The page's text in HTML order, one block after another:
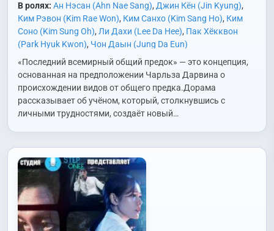
В ролях: Ан Нэсан (Ahn Nae Sang), Джин Кён (Jin Kyung),
Ким Рэвон (Kim Rae Won), Ким Санхо (Kim Sang Ho), Ким
Соно (Kim Sung Oh), Ли Дахи (Lee Da Hee), Пак Хёкквон
(Park Hyuk Kwon), Чон Даын (Jung Da Eun)
«Последний всемирный общий предок» — это концепция,
основанная на предположении Чарльза Дарвина о
происхождении видов от общего предка.Дорама
рассказывает об учёном, который, столкнувшись с
личными трудностями, создаёт новый…